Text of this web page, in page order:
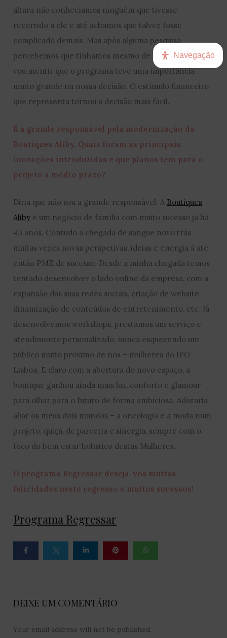
altura não conhecíamos ninguém que tivesse
recorrido a ele e até achamos que talvez fosse
complicado demais. Mas após alguma pesquisa
percebemos que tínhamos mesmo de aproveitar. Não
vou mentir que o programa teve uma importância
muito grande na nossa decisão. O estímulo financeiro
que representa tornou a decisão mais fácil.
É a grande responsável pela modernização da
Boutiques Aliby. Quais foram as principais
inovações introduzidas e que planos tem para o
projeto a médio prazo?
Diria que não sou a grande responsável. A Boutiques
Aliby é um negócio de família com muito sucesso já há
43 anos. Contudo a chegada de sangue novo trás
muitas vezes novas perspetivas, ideias e energia à até
então PME de sucesso. Desde a minha chegada temos
tentado desenvolver o lado online da empresa, com a
expansão das suas redes sociais, criação de website,
dinamização de conteúdos de entretenimento, etc. Já
desenvolvemos workshops, prestamos um serviço e
atendimento personalizado, nunca esquecendo um
público muito próximo de nós – mulheres do IPO
Lisboa. E claro com a abertura do novo espaço, a
boutique ganhou ainda mais luz, conforto e glamour
para olhar para o futuro de forma ambiciosa. Adoraria
aliar os meus dois mundos – a oncologia e a moda num
projeto, quiçá, de parceria e sinergia, sempre com o
foco do bem estar holístico destas Mulheres.
O programa Regressar deseja-vos muitas
felicidades neste regresso e muitos sucessos!
Programa Regressar
DEIXE UM COMENTÁRIO
Your email address will not be published.
Navegação